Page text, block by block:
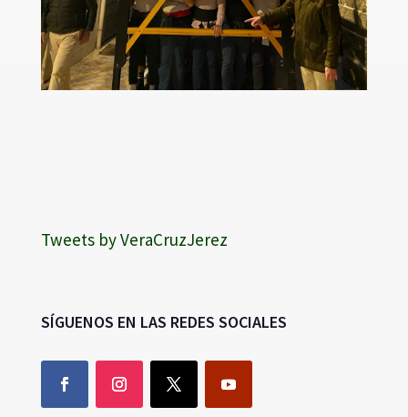
Tweets by VeraCruzJerez
SÍGUENOS EN LAS REDES SOCIALES